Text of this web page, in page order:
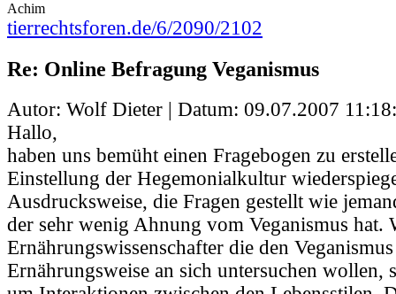
Achim
tierrechtsforen.de/6/2090/2102
Re: Online Befragung Veganismus
Autor: Wolf Dieter | Datum: 09.07.2007
Hallo,
haben uns bemüht einen Fragebogen zu
Einstellung der Hegemonialkultur
Ausdrucksweise, die Fragen gestellt wie
der sehr wenig Ahnung vom Veganismus hat.
Ernährungswissenschafter die den
Ernährungsweise an sich untersuchen wollen,